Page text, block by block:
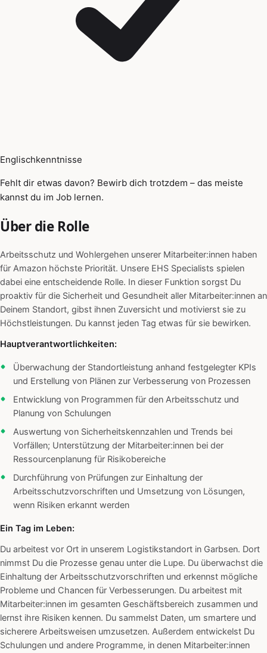
Englischkenntnisse
Fehlt dir etwas davon? Bewirb dich trotzdem – das meiste
kannst du im Job lernen.
Über die Rolle
Arbeitsschutz und Wohlergehen unserer Mitarbeiter:innen haben
für Amazon höchste Priorität. Unsere EHS Specialists spielen
dabei eine entscheidende Rolle. In dieser Funktion sorgst Du
proaktiv für die Sicherheit und Gesundheit aller Mitarbeiter:innen an
Deinem Standort, gibst ihnen Zuversicht und motivierst sie zu
Höchstleistungen. Du kannst jeden Tag etwas für sie bewirken.
Hauptverantwortlichkeiten:
Überwachung der Standortleistung anhand festgelegter KPIs
und Erstellung von Plänen zur Verbesserung von Prozessen
Entwicklung von Programmen für den Arbeitsschutz und
Planung von Schulungen
Auswertung von Sicherheitskennzahlen und Trends bei
Vorfällen; Unterstützung der Mitarbeiter:innen bei der
Ressourcenplanung für Risikobereiche
Durchführung von Prüfungen zur Einhaltung der
Arbeitsschutzvorschriften und Umsetzung von Lösungen,
wenn Risiken erkannt werden
Ein Tag im Leben:
Du arbeitest vor Ort in unserem Logistikstandort in Garbsen. Dort
nimmst Du die Prozesse genau unter die Lupe. Du überwachst die
Einhaltung der Arbeitsschutzvorschriften und erkennst mögliche
Probleme und Chancen für Verbesserungen. Du arbeitest mit
Mitarbeiter:innen im gesamten Geschäftsbereich zusammen und
lernst ihre Risiken kennen. Du sammelst Daten, um smartere und
sicherere Arbeitsweisen umzusetzen. Außerdem entwickelst Du
Schulungen und andere Programme, in denen Mitarbeiter:innen